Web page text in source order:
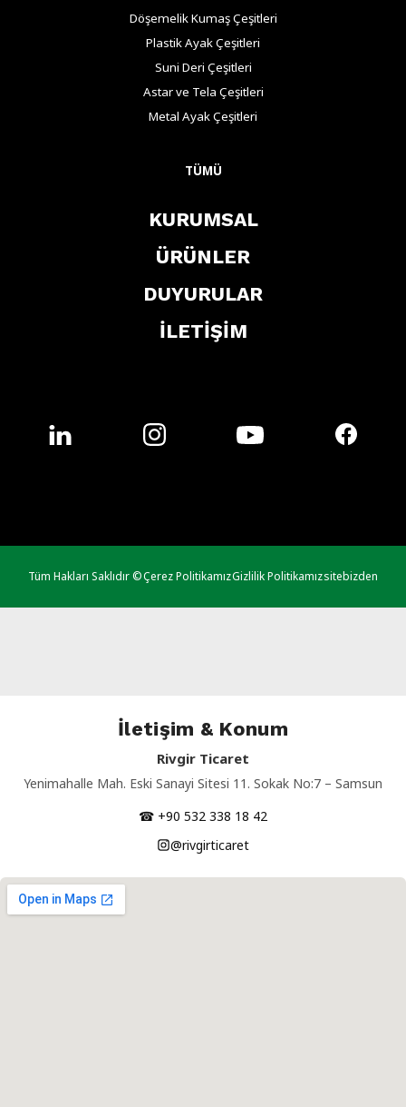
Döşemelik Kumaş Çeşitleri
Plastik Ayak Çeşitleri
Suni Deri Çeşitleri
Astar ve Tela Çeşitleri
Metal Ayak Çeşitleri
TÜMÜ
KURUMSAL
ÜRÜNLER
DUYURULAR
İLETİŞİM
Tüm Hakları Saklıdır ©Çerez PolitikamızGizlilik Politikamızsitebizden
İletişim & Konum
Rivgir Ticaret
Yenimahalle Mah. Eski Sanayi Sitesi 11. Sokak No:7 – Samsun
☎ +90 532 338 18 42
@rivgirticaret